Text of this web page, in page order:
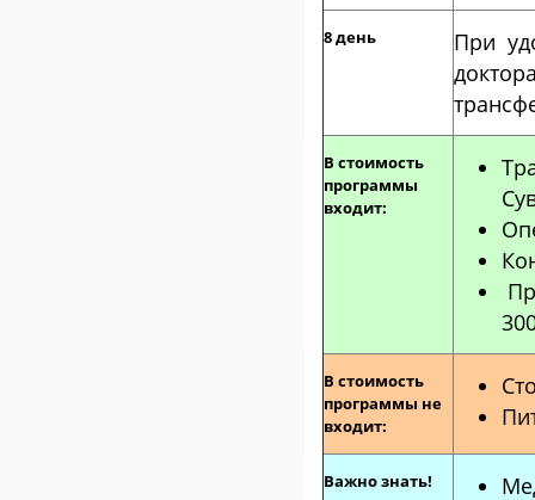
8 день
При
В стоимость
программы
входит:
В стоимость
программы не
входит:
Важно знать!